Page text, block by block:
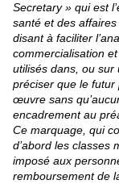
Secretary » qui est
santé et des
disant à faciliter
commercialisation
utilisés dans, ou sur
préciser que le
œuvre sans
encadrement au
Ce marquage, qui
d’abord les classes
imposé aux
remboursement de